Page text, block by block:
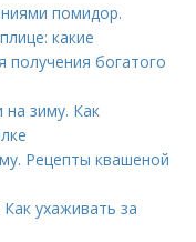
помидор.
какие
получения богатого
на зиму. Как
Рецепты квашеной
ухаживать за